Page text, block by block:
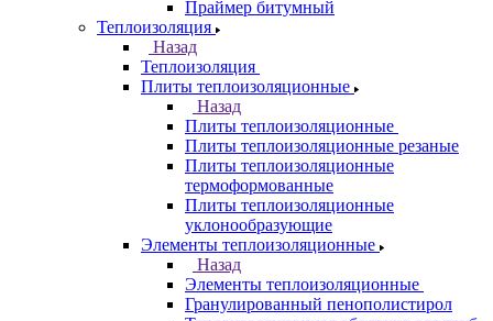
Праймер битумный
Теплоизоляция
Назад
Теплоизоляция
Плиты теплоизоляционные
Назад
Плиты теплоизоляционные
Плиты теплоизоляционные резаные
Плиты теплоизоляционные
термоформованные
Плиты теплоизоляционные
уклонообразующие
Элементы теплоизоляционные
Назад
Элементы теплоизоляционные
Гранулированный пенополистирол